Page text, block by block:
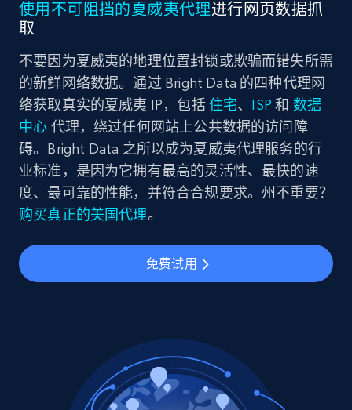
使用不可阻挡的夏威夷代理进行网页数据抓
取
不要因为夏威夷的地理位置封锁或欺骗而错失所需
的新鲜网络数据。通过 Bright Data 的四种代理网
络获取真实的夏威夷 IP，包括住宅、 ISP 和 数据
中心 代理，绕过任何网站上公共数据的访问障
碍。Bright Data 之所以成为夏威夷代理服务的行
业标准，是因为它拥有最高的灵活性、最快的速
度、最可靠的性能，并符合合规要求。州不重要？
购买真正的美国代理。
免费试用